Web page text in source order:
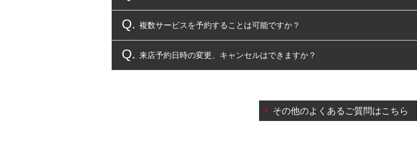
コクピット・タイヤ館のみとなります。
複数サービスを予約することは可能ですか？
複数サービスのご予約は可能です。
来店予約日時の変更、キャンセルはできますか？
また、やむを得ない事由によりご予約のキャンセルをご希望の際は、直接
その他のよくあるご質問はこちら